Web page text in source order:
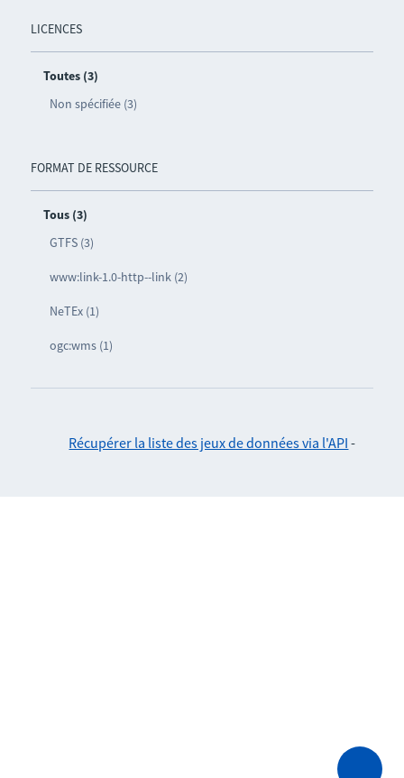
LICENCES
Toutes (3)
Non spécifiée (3)
FORMAT DE RESSOURCE
Tous (3)
GTFS (3)
www:link-1.0-http--link (2)
NeTEx (1)
ogc:wms (1)
Récupérer la liste des jeux de données via l'API -